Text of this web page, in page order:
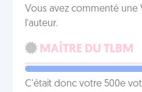
Vous avez commenté une
l'auteur.
MAÎTRE DU TLBM
C'était donc votre 500e